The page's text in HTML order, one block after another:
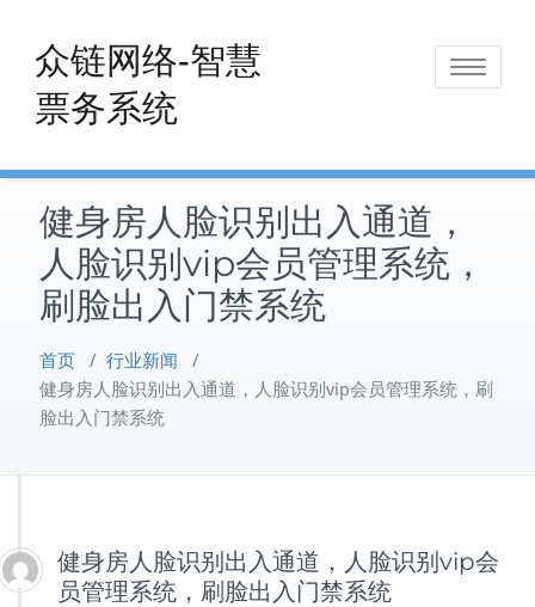
content
众链网络-智慧
票务系统
Toggle
健身房人脸识别出入通道，
人脸识别vip会员管理系统，
刷脸出入门禁系统
首页 / 行业新闻 /
健身房人脸识别出入通道，人脸识别vip会员管理系统，刷
脸出入门禁系统
健身房人脸识别出入通道，人脸识别vip会
员管理系统，刷脸出入门禁系统